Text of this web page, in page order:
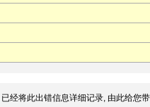
经将此出错信息详细记录, 由此给您